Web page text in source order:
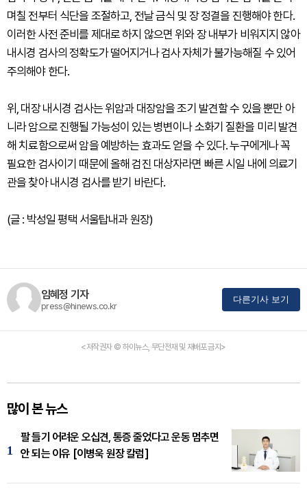
며칠 전부터 식단을 조절하고, 전날 금식 및 장 정결을 진행해야 한다.
이러한 사전 준비를 제대로 하지 않으면 위와 장 내부가 비워지지 않아
내시경 검사의 정확도가 떨어지거나 검사 자체가 불가능해질 수 있어
주의해야 한다.
위, 대장 내시경 검사는 위암과 대장암을 조기 발견할 수 있을 뿐만 아
니라 암으로 진행될 가능성이 있는 병변이나 소화기 질환을 미리 발견
해 치료함으로써 암을 예방하는 효과도 얻을 수 있다. 누구에게나 꼭
필요한 검사이기 때문에 올해 검진 대상자라면 빠른 시일 내에 의료기
관을 찾아 내시경 검사를 받기 바란다.
(글 : 박성일 평택 서울탑내과 원장)
임혜정 기자
press@hinews.co.kr
다른기사 보기
<저작권자 © 하이뉴스, 무단전재 및 재배포 금지>
많이 본 뉴스
1
팔 들기 어려운 오십견, 통증 줄었다고 운동 멈추면
안 되는 이유 [이병욱 원장 칼럼]